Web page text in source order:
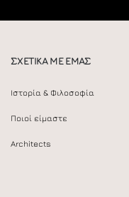
ΣΧΕΤΙΚΑ ΜΕ ΕΜΑΣ
Ιστορία & Φιλοσοφία
Ποιοί είμαστε
Architects